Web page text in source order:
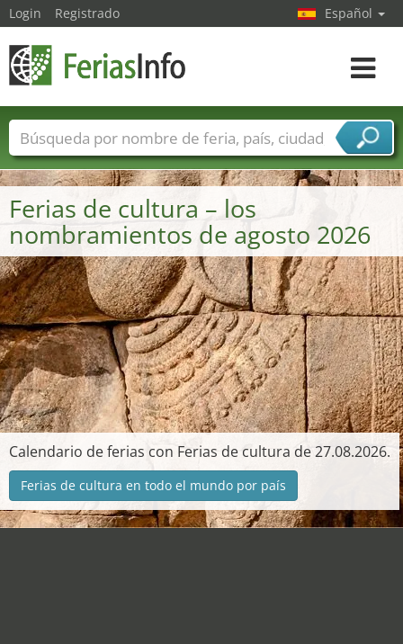
Ferias de cultura – los
nombramientos de agosto 2026
Calendario de ferias con Ferias de cultura de 27.08.2026.
Ferias de cultura en todo el mundo por país
Login Registrado Español
toggle
Nombres de ferias Países
Ciudades
Sectores de ferias
Sectores de proveedor de servicios